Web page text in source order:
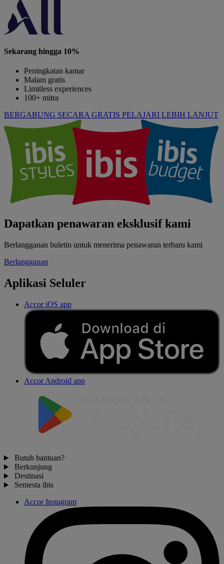
Sekarang hingga 10%
Peningkatan kamar
Malam gratis
Limitless experiences
100+ mitra
BERGABUNG SECARA GRATIS PELAJARI LEBIH LANJUT
Dapatkan penawaran eksklusif kami
Berlangganan buletin untuk menerima penawaran terbaru kami
Berlangganan
Aplikasi Seluler
Accor iOS app
Accor Android app
Butuh bantuan?
Berkunjung
Destinasi
Semesta ibis
Accor Instagram